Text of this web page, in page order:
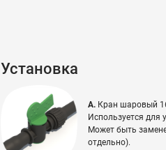
Установка
А.Кран шаровый
Используется для
Может быть
отдельно).